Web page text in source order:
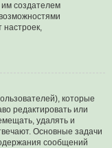
им создателем
настроек,
которые
редактировать или
удалять и
Основные задачи
сообщений